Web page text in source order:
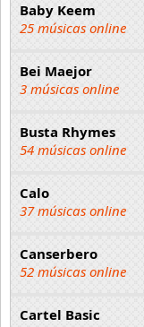
Baby Keem
25 músicas online
Bei Maejor
3 músicas online
Busta Rhymes
54 músicas online
Calo
37 músicas online
Canserbero
52 músicas online
Cartel Basic